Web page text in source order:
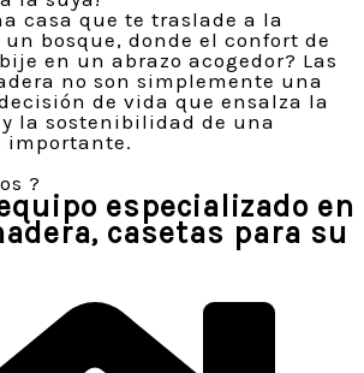
casa que te traslade a la
bosque, donde el confort de
en un abrazo acogedor? Las
no son simplemente una
de vida que ensalza la
la sostenibilidad de una
importante.
?
especializado en
casetas para su